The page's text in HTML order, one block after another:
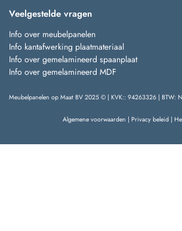
Veelgestelde vragen
Info over meubelpanelen
Info kantafwerking plaatmateriaal
Info over gemelamineerd spaanplaat
Info over gemelamineerd MDF
Meubelpanelen op Maat BV 2025 © | KVK:: 94263326 | BTW:
Algemene voorwaarden | Privacy beleid |